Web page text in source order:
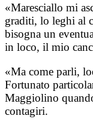
«Maresciallo mi
graditi, lo leghi al
bisogna un
in loco, il mio
«Ma come parli,
Fortunato
Maggiolino
contagiri.